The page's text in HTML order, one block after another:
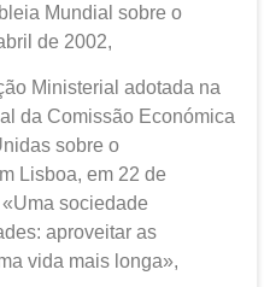
Mundial sobre o
de 2002,
Ministerial adotada na
da Comissão Económica
sobre o
Lisboa, em 22 de
sociedade
aproveitar as
vida mais longa»,